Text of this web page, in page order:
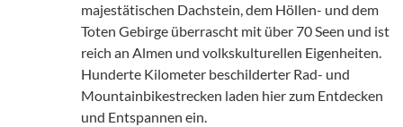
majestätischen Dachstein, dem Höllen- und dem
Toten Gebirge überrascht mit über 70 Seen und ist
reich an Almen und volkskulturellen Eigenheiten.
Hunderte Kilometer beschilderter Rad- und
Mountainbikestrecken laden hier zum Entdecken
und Entspannen ein.